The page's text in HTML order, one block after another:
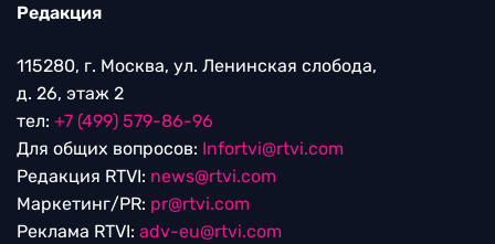
Редакция
115280, г. Москва, ул. Ленинская слобода,
д. 26, этаж 2
тел: +7 (499) 579-86-96
Для общих вопросов: Infortvi@rtvi.com
Редакция RTVI: news@rtvi.com
Маркетинг/PR: pr@rtvi.com
Реклама RTVI: adv-eu@rtvi.com